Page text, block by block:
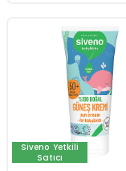
Siveno Yetkili
Satıcı